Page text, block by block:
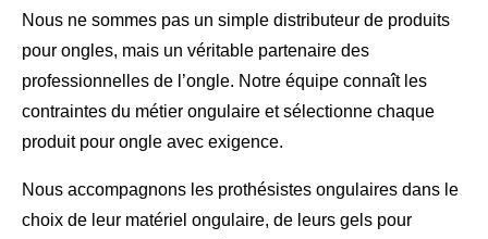
Nous ne sommes pas un simple distributeur de produits
pour ongles, mais un véritable partenaire des
professionnelles de l’ongle. Notre équipe connaît les
contraintes du métier ongulaire et sélectionne chaque
produit pour ongle avec exigence.
Nous accompagnons les prothésistes ongulaires dans le
choix de leur matériel ongulaire, de leurs gels pour